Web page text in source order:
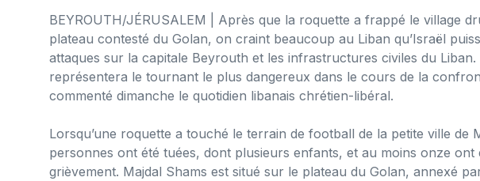
BEYROUTH/JÉRUSALEM | Après que la roquette a frappé le village
plateau contesté du Golan, on craint beaucoup au Liban qu’Israël
attaques sur la capitale Beyrouth et les infrastructures civiles du Liban.
représentera le tournant le plus dangereux dans le cours de la
commenté dimanche le quotidien libanais chrétien-libéral.
Lorsqu’une roquette a touché le terrain de football de la petite ville de
personnes ont été tuées, dont plusieurs enfants, et au moins onze ont
grièvement. Majdal Shams est situé sur le plateau du Golan, annexé